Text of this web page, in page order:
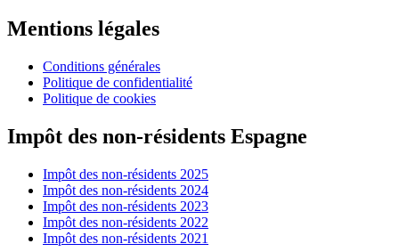
Mentions légales
Conditions générales
Politique de confidentialité
Politique de cookies
Impôt des non-résidents Espagne
Impôt des non-résidents 2025
Impôt des non-résidents 2024
Impôt des non-résidents 2023
Impôt des non-résidents 2022
Impôt des non-résidents 2021